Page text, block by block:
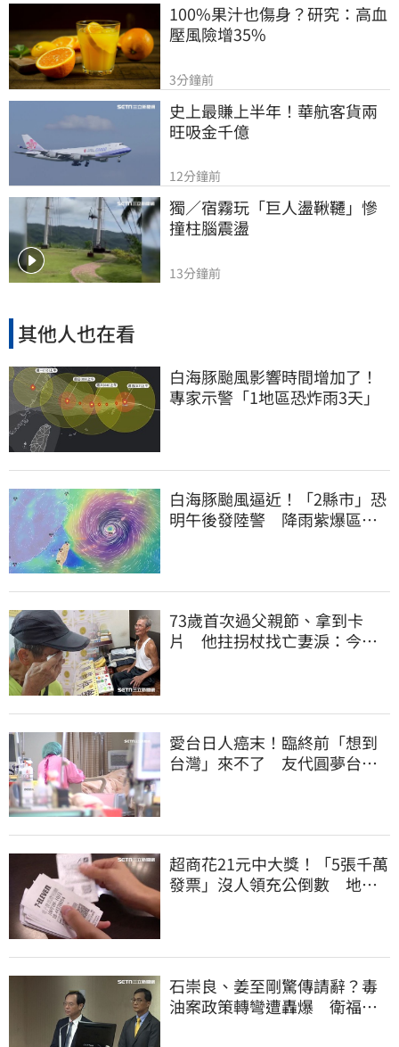
100%果汁也傷身？研究：高血
壓風險增35%
3分鐘前
史上最賺上半年！華航客貨兩
旺吸金千億
12分鐘前
獨／宿霧玩「巨人盪鞦韆」慘
撞柱腦震盪
13分鐘前
其他人也在看
白海豚颱風影響時間增加了！
專家示警「1地區恐炸雨3天」
白海豚颱風逼近！「2縣市」恐
明午後發陸警 降雨紫爆區域
73歲首次過父親節、拿到卡
片 他拄拐杖找亡妻淚：今天
愛台日人癌末！臨終前「想到
台灣」來不了 友代圓夢台人
超商花21元中大獎！「5張千萬
發票」沒人領充公倒數 地點
石崇良、姜至剛驚傳請辭？毒
油案政策轉彎遭轟爆 衛福部